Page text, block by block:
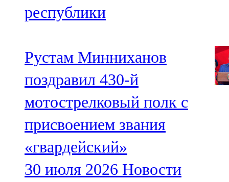
республики
Рустам Минниханов
поздравил 430-й
мотострелковый полк с
присвоением звания
«гвардейский»
30 июля 2026 Новости